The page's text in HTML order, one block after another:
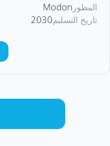
المطور Modon
تاريخ التسليم2030